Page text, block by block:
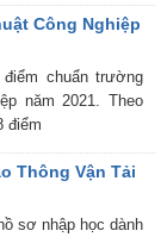
Công Nghiệp
chuẩn trường
năm 2021. Theo
điểm
Thông Vận Tải
sơ nhập học dành